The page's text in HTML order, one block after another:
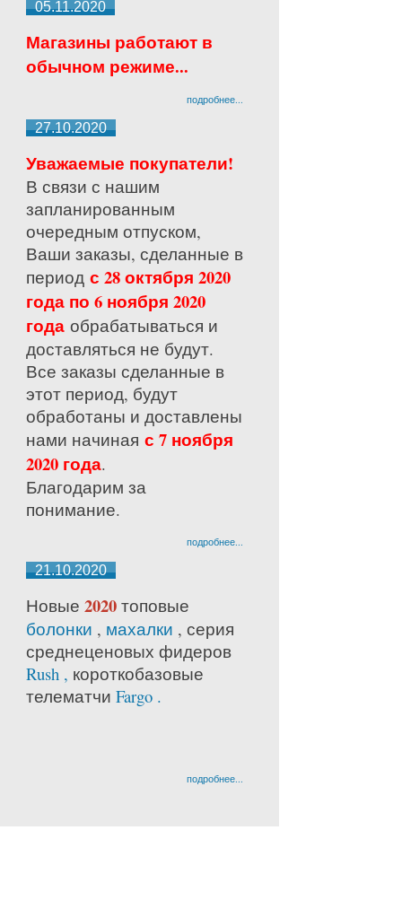
05.11.2020
Магазины работают в
обычном режиме...
подробнее...
27.10.2020
Уважаемые покупатели!
В связи с нашим
запланированным
очередным отпуском,
Ваши заказы, сделанные в
период с 28 октября 2020
года по 6 ноября 2020
года обрабатываться и
доставляться не будут.
Все заказы сделанные в
этот период, будут
обработаны и доставлены
нами начиная с 7 ноября
2020 года.
Благодарим за
понимание.
подробнее...
21.10.2020
Новые 2020 топовые
болонки , махалки , серия
среднеценовых фидеров
Rush , короткобазовые
телематчи Fargo .
подробнее...